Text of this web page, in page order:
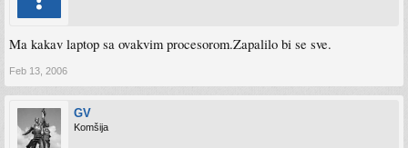
Ma kakav laptop sa ovakvim procesorom.Zapalilo bi se sve.
Feb 13, 2006
GV
Komšija